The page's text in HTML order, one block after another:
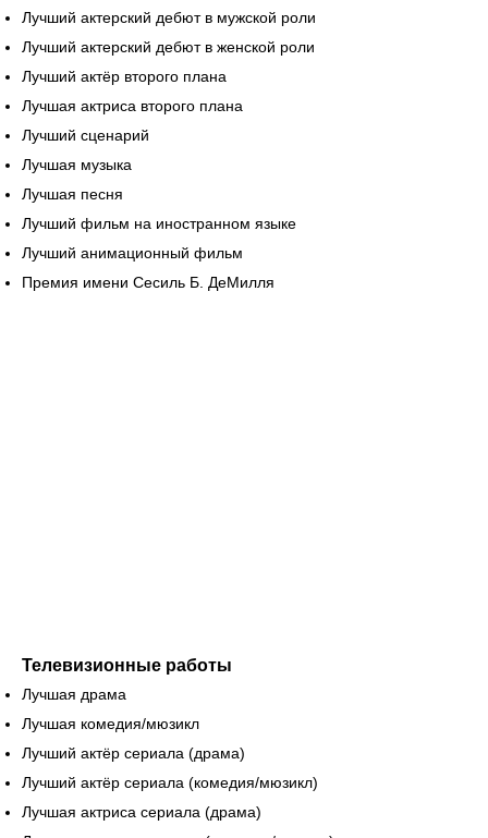
Лучший актерский дебют в мужской роли
Лучший актерский дебют в женской роли
Лучший актёр второго плана
Лучшая актриса второго плана
Лучший сценарий
Лучшая музыка
Лучшая песня
Лучший фильм на иностранном языке
Лучший анимационный фильм
Премия имени Сесиль Б. ДеМилля
Телевизионные работы
Лучшая драма
Лучшая комедия/мюзикл
Лучший актёр сериала (драма)
Лучший актёр сериала (комедия/мюзикл)
Лучшая актриса сериала (драма)